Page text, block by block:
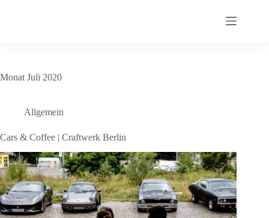
Monat Juli 2020
Allgemein
Cars & Coffee | Craftwerk Berlin